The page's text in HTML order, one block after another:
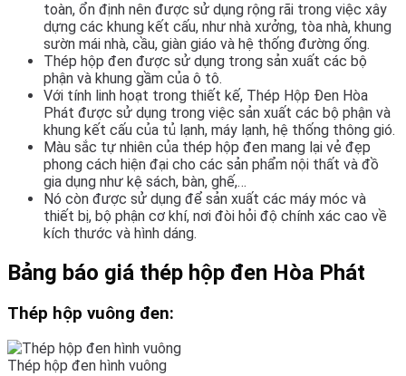
toàn, ổn định nên được sử dụng rộng rãi trong việc xây
dựng các khung kết cấu, như nhà xưởng, tòa nhà, khung
sườn mái nhà, cầu, giàn giáo và hệ thống đường ống.
Thép hộp đen được sử dụng trong sản xuất các bộ
phận và khung gầm của ô tô.
Với tính linh hoạt trong thiết kế, Thép Hộp Đen Hòa
Phát được sử dụng trong việc sản xuất các bộ phận và
khung kết cấu của tủ lạnh, máy lạnh, hệ thống thông gió.
Màu sắc tự nhiên của thép hộp đen mang lại vẻ đẹp
phong cách hiện đại cho các sản phẩm nội thất và đồ
gia dụng như kệ sách, bàn, ghế,…
Nó còn được sử dụng để sản xuất các máy móc và
thiết bị, bộ phận cơ khí, nơi đòi hỏi độ chính xác cao về
kích thước và hình dáng.
Bảng báo giá thép hộp đen Hòa Phát
Thép hộp vuông đen:
Thép hộp đen hình vuông